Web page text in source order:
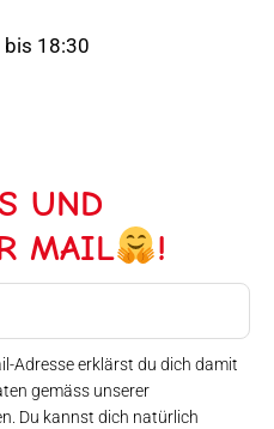
18:30
UND
MAIL
!
Adresse erklärst du dich damit
gemäss unserer
Du kannst dich natürlich